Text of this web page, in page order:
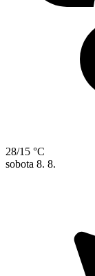
28/15 °C
sobota 8. 8.